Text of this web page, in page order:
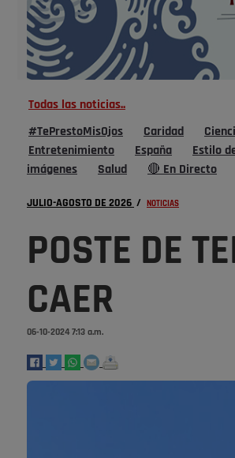
Todas las noticias..
#TePrestoMisOjos Caridad
Entretenimiento
España Estilo
imágenes
Salud 🔴 En Directo
JULIO-AGOSTO DE 2026 / NOTICIAS
POSTE DE
CAER
06-10-2024 7:13 a.m.